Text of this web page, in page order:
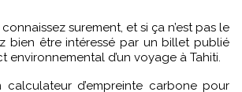
surement, et si ça n’est pas le
bien être intéressé par un billet publié
environnemental d’un voyage à Tahiti.